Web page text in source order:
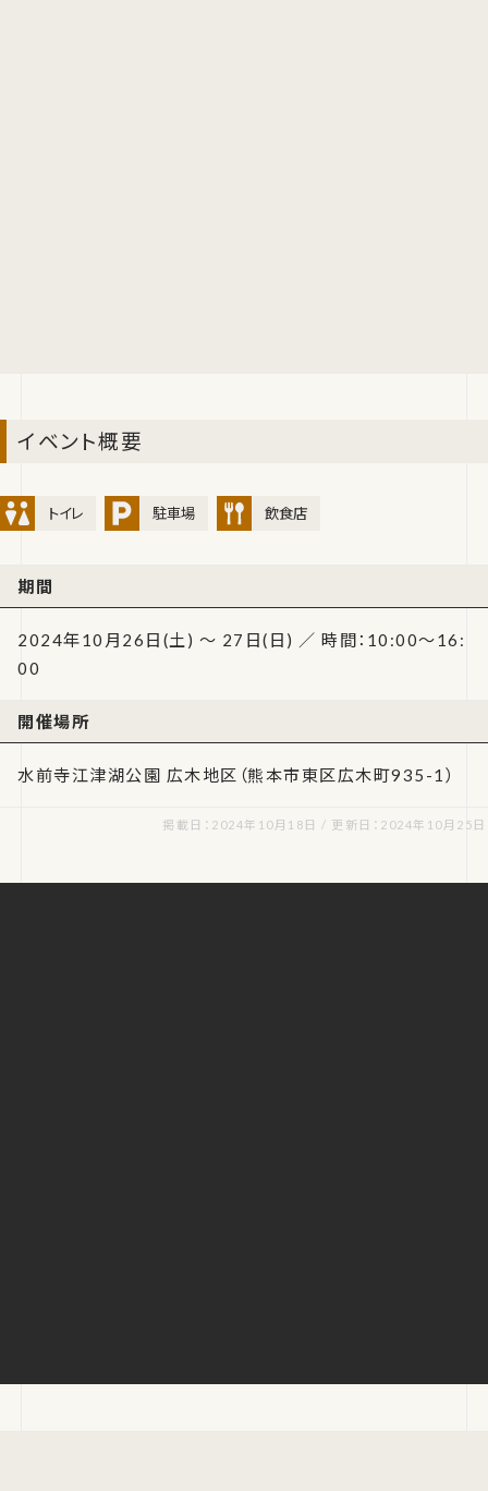
イベント概要
トイレ 駐車場 飲食店
期間
2024年10月26日(土) ～ 27日(日) ／ 時間：10:00～16:
00
開催場所
水前寺江津湖公園 広木地区（熊本市東区広木町935-1）
掲載日：2024年10月18日 / 更新日：2024年10月25日